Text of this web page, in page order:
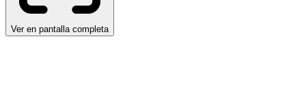
Ver en pantalla completa